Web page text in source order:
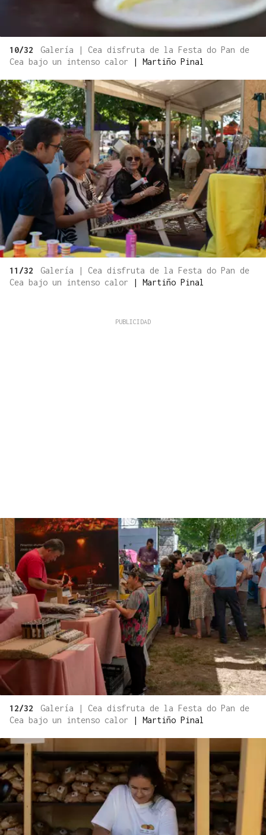
10/32
Galería | Cea disfruta de la Festa do Pan de
Cea bajo un intenso calor
| Martiño Pinal
11/32
Galería | Cea disfruta de la Festa do Pan de
Cea bajo un intenso calor
| Martiño Pinal
12/32
Galería | Cea disfruta de la Festa do Pan de
Cea bajo un intenso calor
| Martiño Pinal